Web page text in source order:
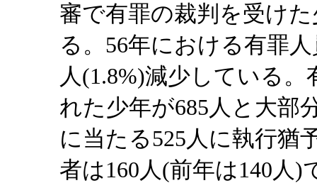
審で有罪の裁判を受け
る。56年における有罪
人(1.8%)減少している
れた少年が685人と大部
に当たる525人に執行猶
者は160人(前年は140人